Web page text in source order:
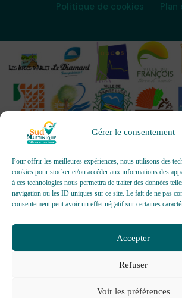
Gérer le consentement
Pour offrir les meilleures expériences, nous utilisons des
cookies pour stocker et/ou accéder aux informations des
à ces technologies nous permettra de traiter des données
navigation ou les ID uniques sur ce site. Le fait de ne pas
consentement peut avoir un effet négatif sur certaines
Accepter
Refuser
Voir les préférences
Politique de cookies
Plan
OFFICES DE TOURISME - Pour les
d’information, de promotion/communication,
d’événements